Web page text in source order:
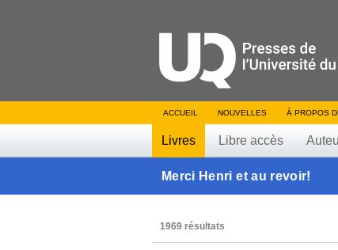
ACCUEIL NOUVELLES À PROPOS
Livres Libre accès
Merci Henri et au revoir!
1969 résultats